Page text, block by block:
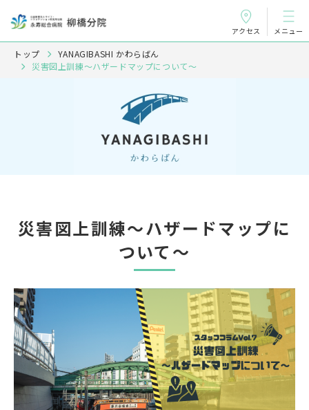
アクセス メニュー
トップ
YANAGIBASHI かわらばん
災害図上訓練～ハザードマップについて～
災害図上訓練～ハザードマップに
ついて～